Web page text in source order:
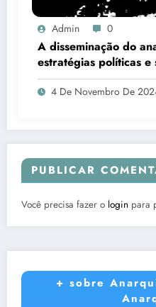
Admin 0
A disseminação do
estratégias políticas e
trabalhadores em
(1890- 1920)
4 De Novembro De
PUBLICAR
Você precisa fazer o login para
+ sobre